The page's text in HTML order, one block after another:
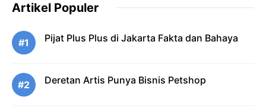
Artikel Populer
#1 Pijat Plus Plus di Jakarta Fakta dan Bahaya
#2 Deretan Artis Punya Bisnis Petshop